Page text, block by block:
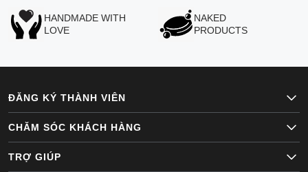
HANDMADE WITH
LOVE
NAKED
PRODUCTS
ĐĂNG KÝ THÀNH VIÊN
CHĂM SÓC KHÁCH HÀNG
TRỢ GIÚP